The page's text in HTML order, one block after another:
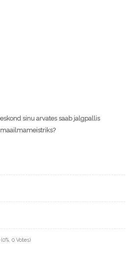
sinu arvates saab jalgpallis
maailmameistriks?
(0%, 0 Votes)